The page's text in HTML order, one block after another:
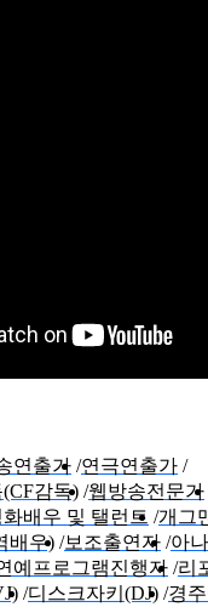
연출가 연극연출가
감독) 웹방송전문가
배우 및 탤런트 개그
배우) 보조출연자 아
예프로그램진행자 리
디스크자키(DJ) 경